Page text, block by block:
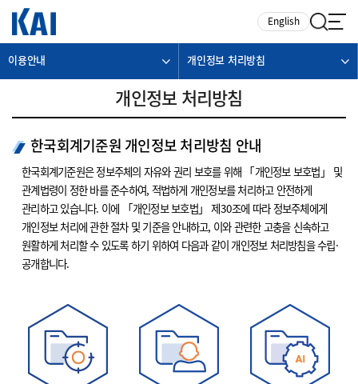
English
이용안내 개인정보 처리방침
개인정보 처리방침
한국회계기준원 개인정보 처리방침 안내
한국회계기준원은 정보주체의 자유와 권리 보호를 위해 「개인정보 보호법」 및
관계법령이 정한 바를 준수하여, 적법하게 개인정보를 처리하고 안전하게
관리하고 있습니다. 이에 「개인정보 보호법」 제30조에 따라 정보주체에게
개인정보 처리에 관한 절차 및 기준을 안내하고, 이와 관련한 고충을 신속하고
원활하게 처리할 수 있도록 하기 위하여 다음과 같이 개인정보 처리방침을 수립·
공개합니다.